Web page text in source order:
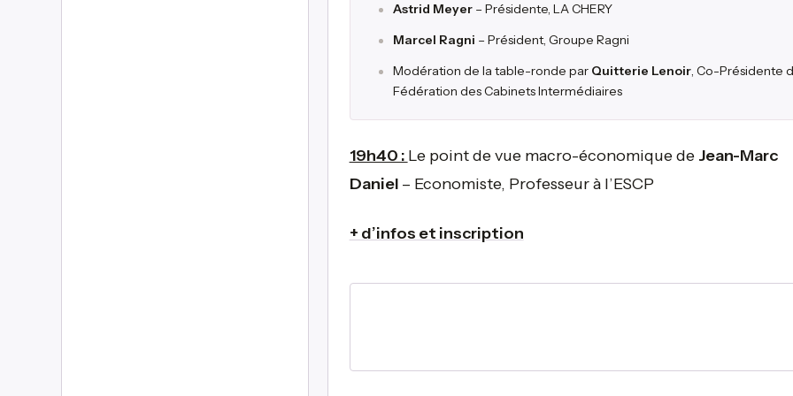
Astrid Meyer– Présidente, LA CHERY
Marcel Ragni – Président, Groupe Ragni
Modération de la table-ronde par Quitterie Lenoir, Co-Présidente
Fédération des Cabinets Intermédiaires
19h40 : Le point de vue macro-économique de Jean-Marc
Daniel – Economiste, Professeur à l’ESCP
+ d’infos et inscription